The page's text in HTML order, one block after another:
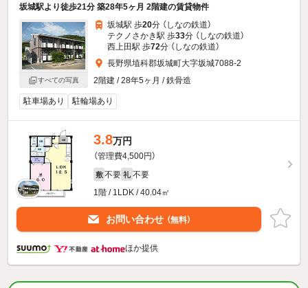
坂城駅より徒歩21分 築28年5ヶ月 2階建の賃貸物件
すべての写真
坂城駅 歩20分 （しなの鉄道）
テクノさかき駅 歩33分 （しなの鉄道）
西上田駅 歩72分 （しなの鉄道）
長野県埴科郡坂城町大字坂城7088-2
2階建 / 28年5ヶ月 / 鉄骨造
駐車場あり 駐輪場あり
3.8万円
（管理費4,500円）
敷 不要 礼 不要
1階 / 1LDK / 40.04㎡
お問い合わせ （無料）
ほか提供